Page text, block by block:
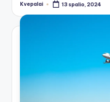
Posted
Kvepalai 13 spalio, 2024